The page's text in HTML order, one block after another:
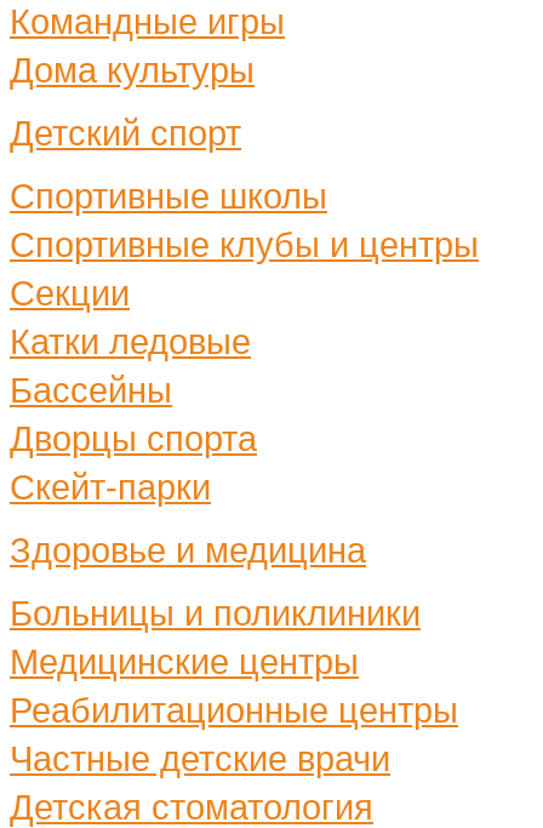
Командные игры
Дома культуры
Детский спорт
Спортивные школы
Спортивные клубы и центры
Секции
Катки ледовые
Бассейны
Дворцы спорта
Скейт-парки
Здоровье и медицина
Больницы и поликлиники
Медицинские центры
Реабилитационные центры
Частные детские врачи
Детская стоматология